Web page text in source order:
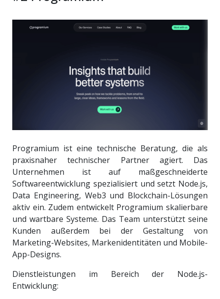
Programium ist eine technische Beratung, die als
praxisnaher technischer Partner agiert. Das
Unternehmen ist auf maßgeschneiderte
Softwareentwicklung spezialisiert und setzt Node.js,
Data Engineering, Web3 und Blockchain-Lösungen
aktiv ein. Zudem entwickelt Programium skalierbare
und wartbare Systeme. Das Team unterstützt seine
Kunden außerdem bei der Gestaltung von
Marketing-Websites, Markenidentitäten und Mobile-
App-Designs.
Dienstleistungen im Bereich der Node.js-
Entwicklung: